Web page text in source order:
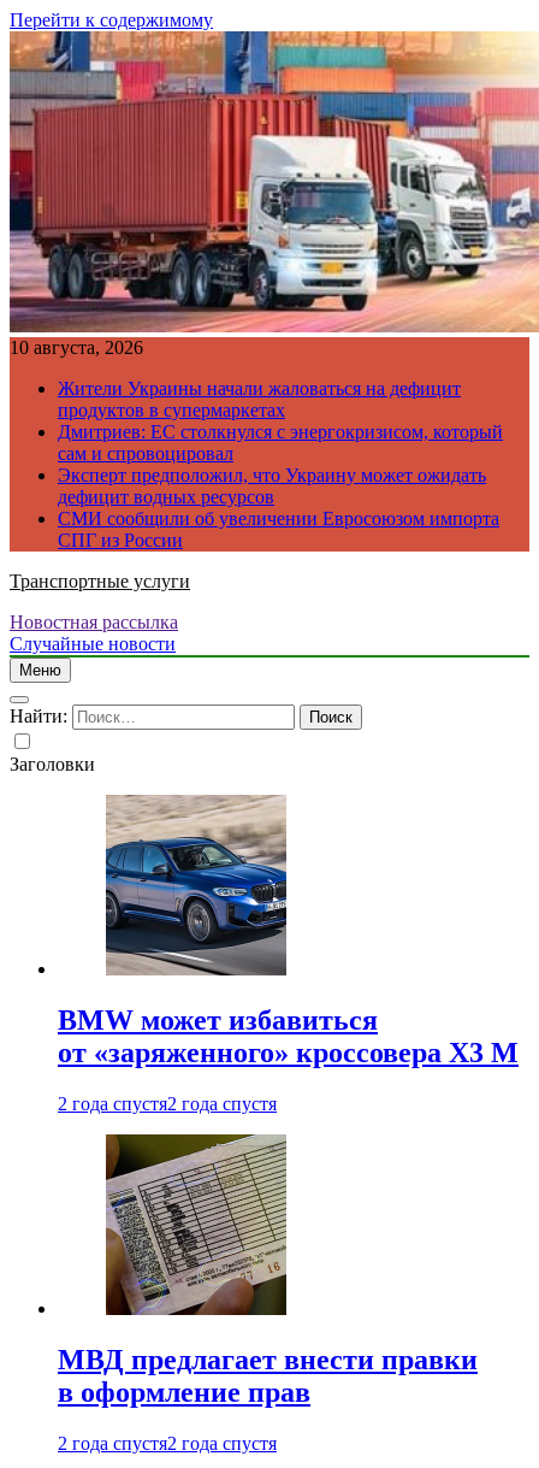
Перейти к содержимому
10 августа, 2026
Жители Украины начали жаловаться на дефицит
продуктов в супермаркетах
Дмитриев: ЕС столкнулся с энергокризисом, который
сам и спровоцировал
Эксперт предположил, что Украину может ожидать
дефицит водных ресурсов
СМИ сообщили об увеличении Евросоюзом импорта
СПГ из России
Транспортные услуги
Новостная рассылка
Случайные новости
Меню
Найти:
Заголовки
BMW может избавиться
от «заряженного» кроссовера X3 M
2 года спустя2 года спустя
МВД предлагает внести правки
в оформление прав
2 года спустя2 года спустя